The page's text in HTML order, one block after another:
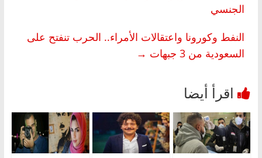
الجنسي
النفط وكورونا واعتقالات الأمراء.. الحرب تنفتح على
السعودية من 3 جبهات
→